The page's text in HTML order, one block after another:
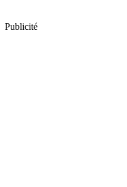
Publicité